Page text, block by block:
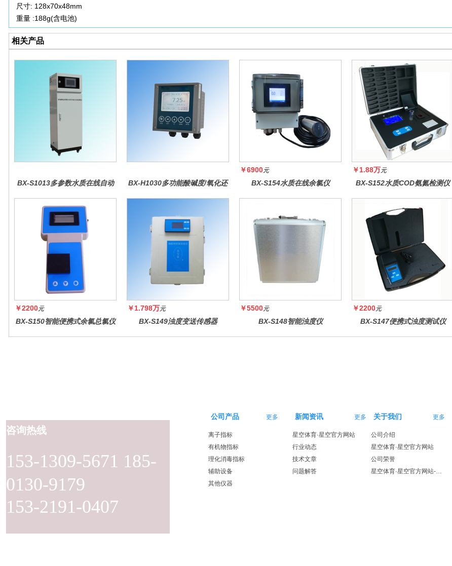
尺寸: 128x70x48mm
重量 :188g(含电池)
相关产品
BX-S1013多参数水质在线自动
BX-H1030多功能酸碱度/氧化还
￥6900元
BX-S154水质在线余氯仪
￥1.88万元
BX-S152水质COD氨氮检测仪
￥2200元
BX-S150智能便携式余氯总氯仪
￥1.798万元
BX-S149浊度变送传感器
￥5500元
BX-S148智能浊度仪
￥2200元
BX-S147便携式浊度测试仪
153-1309-5671 185-
0130-9179
153-2191-0407
咨询热线
新闻资讯 更多
星空体育·星空官方网站
行业动态
技术文章
问题解答
公司产品 更多
离子指标
有机物指标
理化消毒指标
辅助设备
其他仪器
关于我们 更多
公司介绍
星空体育·星空官方网站
公司荣誉
星空体育·星空官方网站-星空体育（中国）